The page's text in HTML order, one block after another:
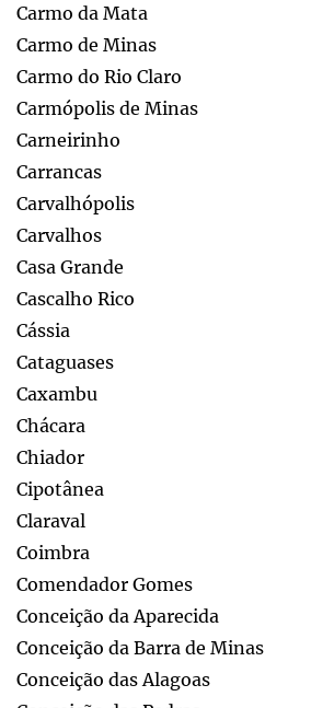
Carmo da Mata
Carmo de Minas
Carmo do Rio Claro
Carmópolis de Minas
Carneirinho
Carrancas
Carvalhópolis
Carvalhos
Casa Grande
Cascalho Rico
Cássia
Cataguases
Caxambu
Chácara
Chiador
Cipotânea
Claraval
Coimbra
Comendador Gomes
Conceição da Aparecida
Conceição da Barra de Minas
Conceição das Alagoas